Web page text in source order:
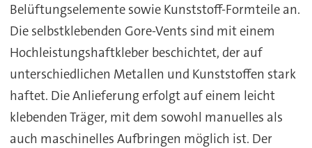
Belüftungselemente sowie Kunststoff-Formteile an.
Die selbstklebenden Gore-Vents sind mit einem
Hochleistungshaftkleber beschichtet, der auf
unterschiedlichen Metallen und Kunststoffen stark
haftet. Die Anlieferung erfolgt auf einem leicht
klebenden Träger, mit dem sowohl manuelles als
auch maschinelles Aufbringen möglich ist. Der